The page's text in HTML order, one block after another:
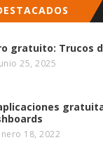
gratuito: Trucos
25, 2025
18, 2022